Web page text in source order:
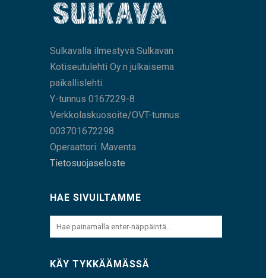
Sulkavalla ilmestyvä Sulkavan
Kotiseutulehti Oy:n julkaisema
paikallislehti.
Y-tunnus 0167229-8
Verkkolaskuosoite/OVT-tunnus:
003701672298
Operaattori: Maventa
Tietosuojaseloste
HAE SIVUILTAMME
KÄY TYKKÄÄMÄSSÄ